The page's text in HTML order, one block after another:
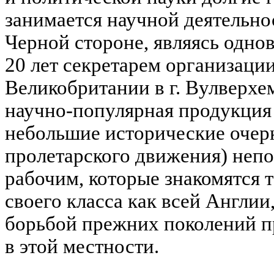
занимается научной
Черной стороне, являясь
20 лет секретарем
Великобритании в г.
научно-популярная
небольшие исторические
пролетарского движения)
рабочим, которые
своего класса как всей
борьбой прежних поколений
в этой местности.